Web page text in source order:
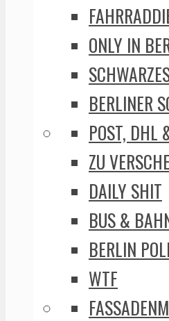
ONLY IN
BERLINER
POST, DHL
ZU
DAILY SHIT
BUS &
BERLIN
WTF